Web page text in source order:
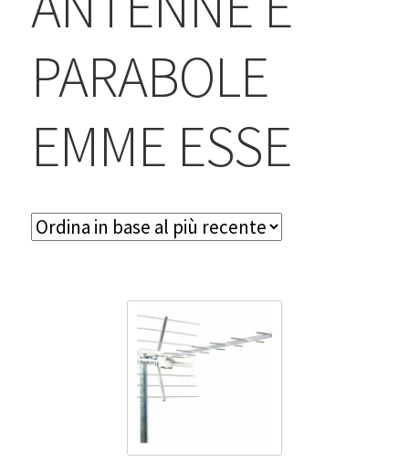
BLOG
Accedi/Registrati
PARABOLE
EMME ESSE